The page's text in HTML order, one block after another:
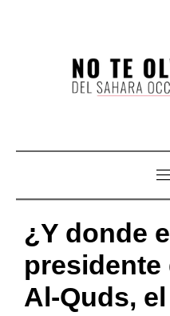
¿Y donde
presidente
Al-Quds,